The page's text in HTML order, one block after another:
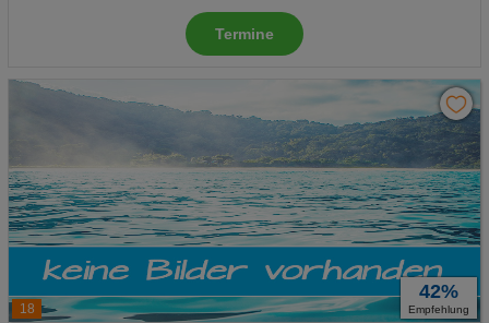
Termine
18
42%
Empfehlung